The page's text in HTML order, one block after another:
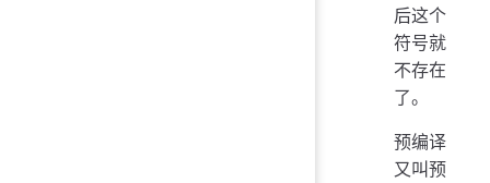
后这个
符号就
不存在
了。
预编译
又叫预